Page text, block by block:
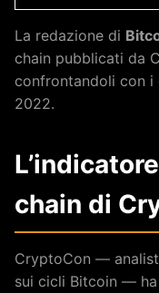
La redazione di
chain pubblicati da
confrontandoli con i
2022.
chain di
CryptoCon —
sui cicli Bitcoin — ha